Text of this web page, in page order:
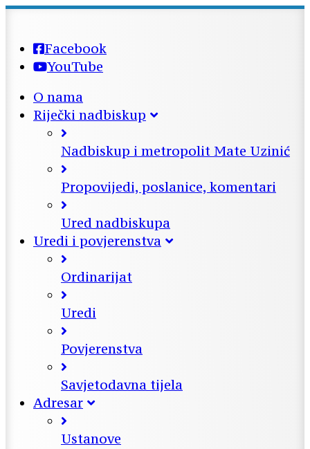
Facebook
YouTube
O nama
Riječki nadbiskup
Nadbiskup i metropolit Mate Uzinić
Propovijedi, poslanice, komentari
Ured nadbiskupa
Uredi i povjerenstva
Ordinarijat
Uredi
Povjerenstva
Savjetodavna tijela
Adresar
Ustanove